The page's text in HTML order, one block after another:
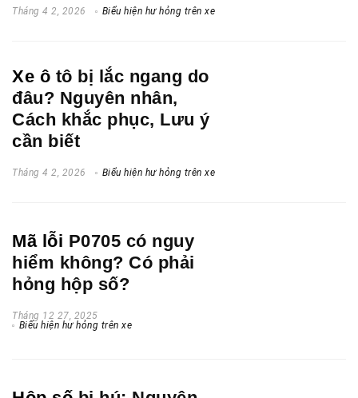
Tháng 4 2, 2026 Biểu hiện hư hỏng trên xe
Xe ô tô bị lắc ngang do
đâu? Nguyên nhân,
Cách khắc phục, Lưu ý
cần biết
Tháng 4 2, 2026 Biểu hiện hư hỏng trên xe
Mã lỗi P0705 có nguy
hiểm không? Có phải
hỏng hộp số?
Tháng 12 27, 2025
Biểu hiện hư hỏng trên xe